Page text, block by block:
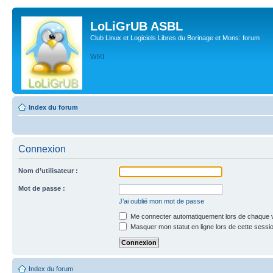
LoLiGrUB ASBL
Club Linux et Logiciels Libres du Borinage et Mons: forum
WIKI
Index du forum
Connexion
Nom d’utilisateur :
Mot de passe :
J’ai oublié mon mot de passe
Me connecter automatiquement lors de chaque
Masquer mon statut en ligne lors de cette
Index du forum